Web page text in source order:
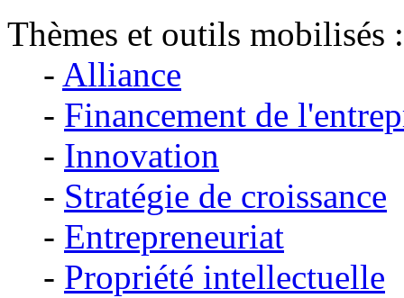
Thèmes et outils mobilisés :
- Alliance
- Financement de
- Innovation
- Stratégie de croissance
- Entrepreneuriat
- Propriété intellectuelle